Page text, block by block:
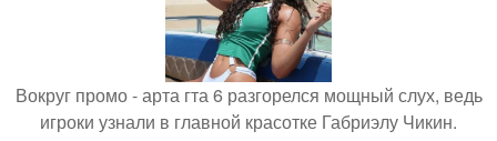
Вокруг промо - арта гта 6 разгорелся мощный слух, ведь
игроки узнали в главной красотке Габриэлу Чикин.